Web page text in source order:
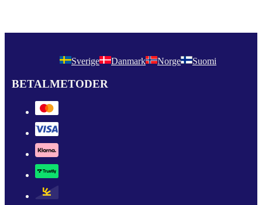
Sverige Danmark Norge Suomi
BETALMETODER